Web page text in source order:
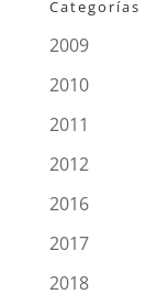
Categorías
2009
2010
2011
2012
2016
2017
2018